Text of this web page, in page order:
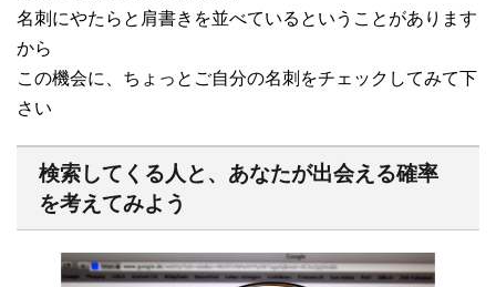
名刺にやたらと肩書きを並べているということがあります
から
この機会に、ちょっとご自分の名刺をチェックしてみて下
さい
検索してくる人と、あなたが出会える確率
を考えてみよう